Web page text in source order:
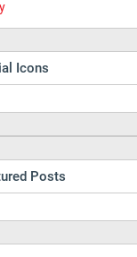
Icons
Posts